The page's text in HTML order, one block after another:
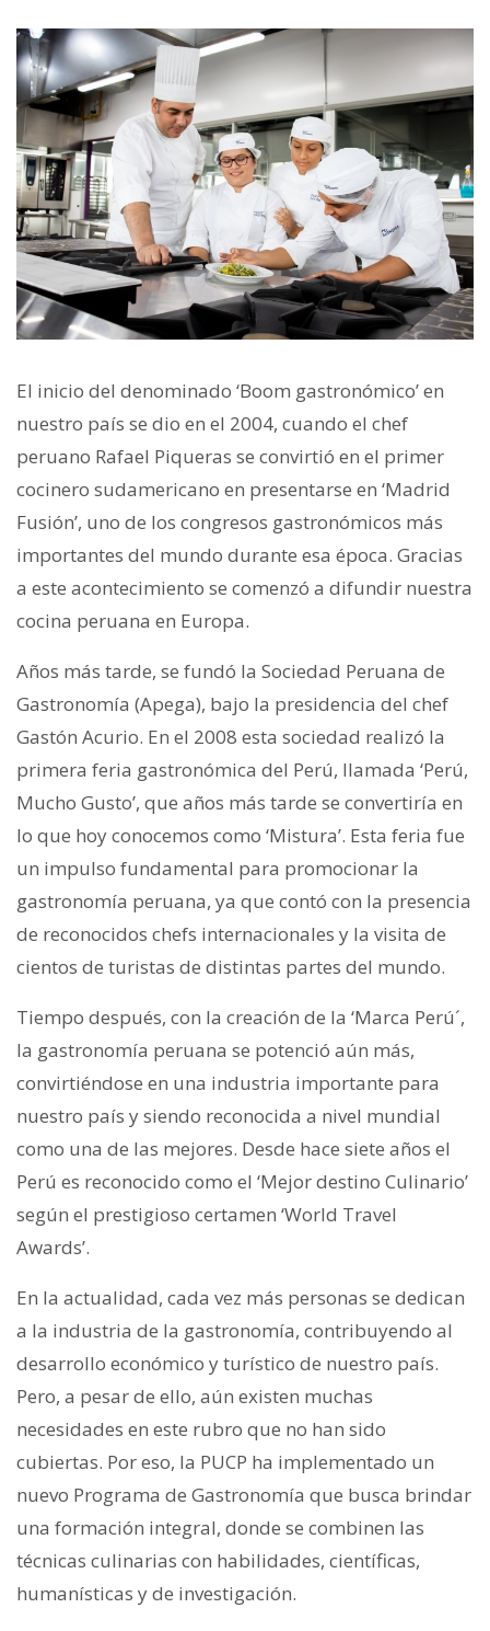
El inicio del denominado ‘Boom gastronómico’ en
nuestro país se dio en el 2004, cuando el chef
peruano Rafael Piqueras se convirtió en el primer
cocinero sudamericano en presentarse en ‘Madrid
Fusión’, uno de los congresos gastronómicos más
importantes del mundo durante esa época. Gracias
a este acontecimiento se comenzó a difundir nuestra
cocina peruana en Europa.
Años más tarde, se fundó la Sociedad Peruana de
Gastronomía (Apega), bajo la presidencia del chef
Gastón Acurio. En el 2008 esta sociedad realizó la
primera feria gastronómica del Perú, llamada ‘Perú,
Mucho Gusto’, que años más tarde se convertiría en
lo que hoy conocemos como ‘Mistura’. Esta feria fue
un impulso fundamental para promocionar la
gastronomía peruana, ya que contó con la presencia
de reconocidos chefs internacionales y la visita de
cientos de turistas de distintas partes del mundo.
Tiempo después, con la creación de la ‘Marca Perú´,
la gastronomía peruana se potenció aún más,
convirtiéndose en una industria importante para
nuestro país y siendo reconocida a nivel mundial
como una de las mejores. Desde hace siete años el
Perú es reconocido como el ‘Mejor destino Culinario’
según el prestigioso certamen ‘World Travel
Awards’.
En la actualidad, cada vez más personas se dedican
a la industria de la gastronomía, contribuyendo al
desarrollo económico y turístico de nuestro país.
Pero, a pesar de ello, aún existen muchas
necesidades en este rubro que no han sido
cubiertas. Por eso, la PUCP ha implementado un
nuevo Programa de Gastronomía que busca brindar
una formación integral, donde se combinen las
técnicas culinarias con habilidades, científicas,
humanísticas y de investigación.